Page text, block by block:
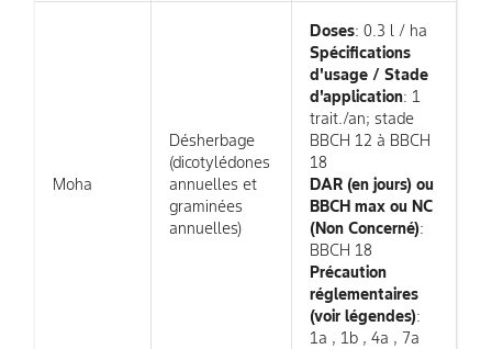
Moha
Désherbage
(dicotylédones
annuelles et
graminées
annuelles)
Doses: 0.3 l / ha
Spécifications
d'usage / Stade
d'application: 1
trait./an; stade
BBCH 12 à BBCH
18
DAR (en jours) ou
BBCH max ou NC
(Non Concerné):
BBCH 18
Précaution
réglementaires
(voir légendes):
1a , 1b , 4a , 7a